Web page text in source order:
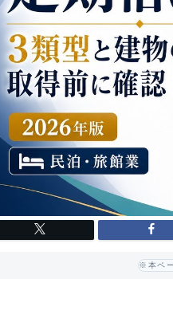
※本ペ